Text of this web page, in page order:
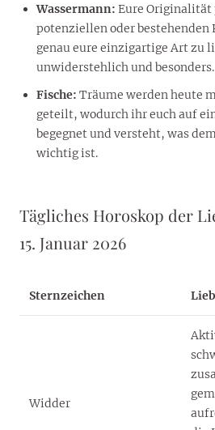
Wassermann: Eure Originalität
potenziellen oder bestehenden
genau eure einzigartige Art zu
unwiderstehlich und besonders.
Fische: Träume werden heute
geteilt, wodurch ihr euch auf
begegnet und versteht, was
wichtig ist.
Tägliches Horoskop der
15. Januar 2026
Sternzeichen
Widder